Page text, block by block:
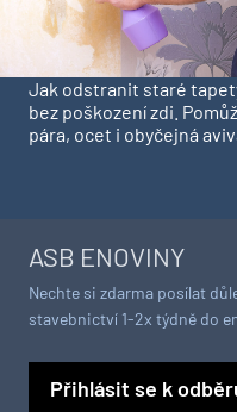
Jak odstranit staré
bez poškození zdi.
pára, ocet i obyčejná
ASB ENOVINY
Nechte si zdarma posílat
stavebnictví 1-2x týdně do
Přihlásit se k